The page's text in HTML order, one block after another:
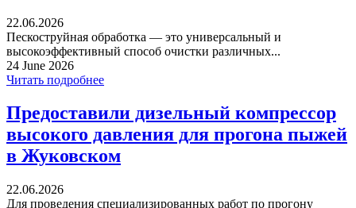
22.06.2026
Пескоструйная обработка — это универсальный и
высокоэффективный способ очистки различных...
24 June 2026
Читать подробнее
Предоставили дизельный компрессор
высокого давления для прогона пыжей
в Жуковском
22.06.2026
Для проведения специализированных работ по прогону